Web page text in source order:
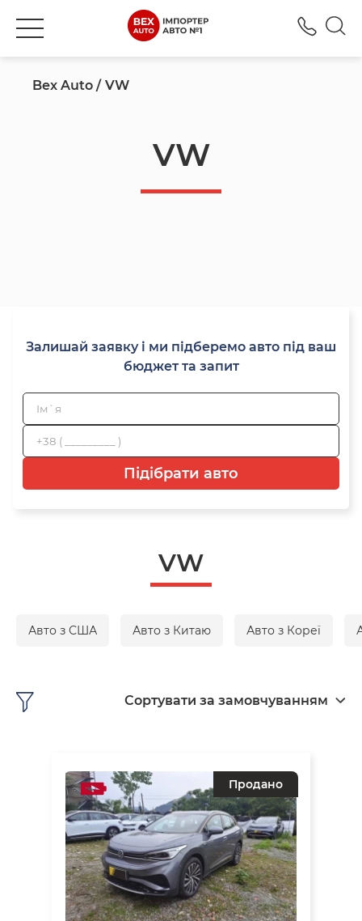
Bex Auto VW
VW
Залишай заявку і ми підберемо авто під ваш
бюджет та запит
Підібрати авто
VW
Авто з США Авто з Китаю Авто з Кореї
Сортувати за замовчуванням
Продано